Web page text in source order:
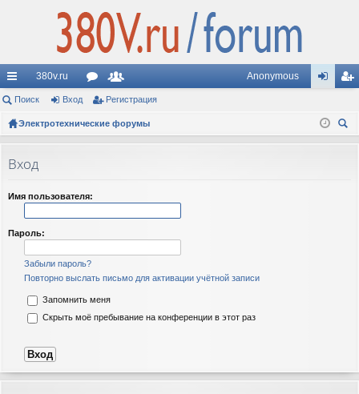
с
ы
и
380v.ru
ор
ум
ол
ьз
и
Anonymous
д ис
Поиск Вход Регистрация
Электротехнические форумы
Вход
Имя пользователя:
Пароль:
Забыли пароль?
Повторно выслать письмо для активации учётной записи
Запомнить меня
Скрыть моё пребывание на конференции в этот раз